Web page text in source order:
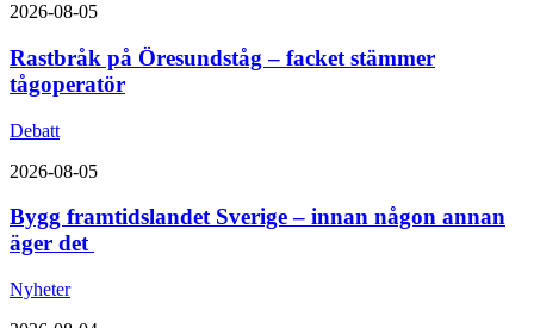
2026-08-05
Rastbråk på Öresundståg – facket stämmer
tågoperatör
Debatt
2026-08-05
Bygg framtidslandet Sverige – innan någon annan
äger det
Nyheter